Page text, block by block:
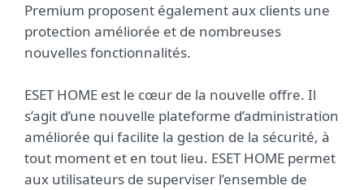
Premium proposent également aux clients une
protection améliorée et de nombreuses
nouvelles fonctionnalités.
ESET HOME est le cœur de la nouvelle offre. Il
s’agit d’une nouvelle plateforme d’administration
améliorée qui facilite la gestion de la sécurité, à
tout moment et en tout lieu. ESET HOME permet
aux utilisateurs de superviser l’ensemble de